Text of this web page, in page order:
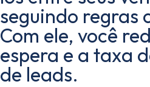
seguindo regras
Com ele, você
espera e a taxa
de leads.